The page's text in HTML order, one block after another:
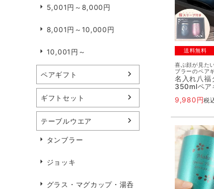
5,001円～8,000円
8,001円～10,000円
10,001円～
ペアギフト
ギフトセット
テーブルウエア
タンブラー
ジョッキ
グラス・マグカップ・湯呑
送料無料
喜ぶ顔が見た
ブラーのペア
名入れ八福
350mlペア
9,980
税